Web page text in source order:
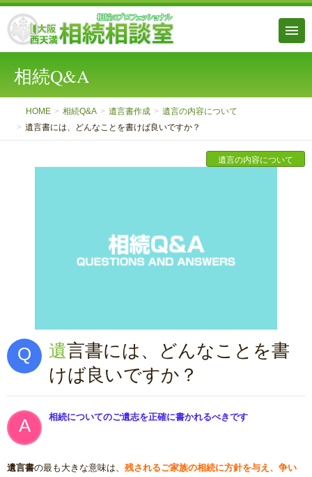
相続Q&A
HOME 相続Q&A 遺言書作成
遺言の内容について
遺言書には、どんなことを書けば良いですか？
遺言の内容について
遺言書には、どんなことを書
けば良いですか？
相続についてのご遺志を正確に書かれるべきです
遺言書の最も大きな意味は、 残されるご家族の相続に方針を与え、争い